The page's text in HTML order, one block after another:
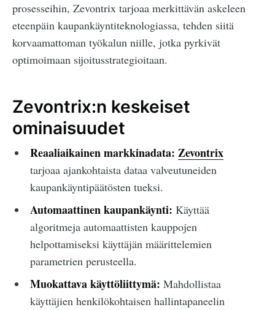
prosesseihin, Zevontrix tarjoaa merkittävän askeleen
eteenpäin kaupankäyntiteknologiassa, tehden siitä
korvaamattoman työkalun niille, jotka pyrkivät
optimoimaan sijoitusstrategioitaan.
Zevontrix:n keskeiset
ominaisuudet
Reaaliaikainen markkinadata: Zevontrix
tarjoaa ajankohtaista dataa valveutuneiden
kaupankäyntipäätösten tueksi.
Automaattinen kaupankäynti: Käyttää
algoritmeja automaattisten kauppojen
helpottamiseksi käyttäjän määrittelemien
parametrien perusteella.
Muokattava käyttöliittymä: Mahdollistaa
käyttäjien henkilökohtaisen hallintapaneelin